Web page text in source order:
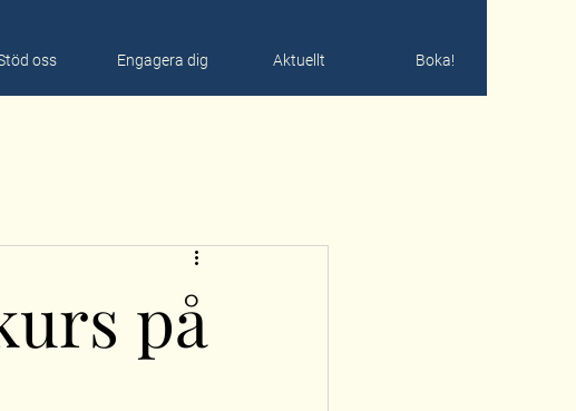
oss Engagera dig Aktuellt Boka!
på